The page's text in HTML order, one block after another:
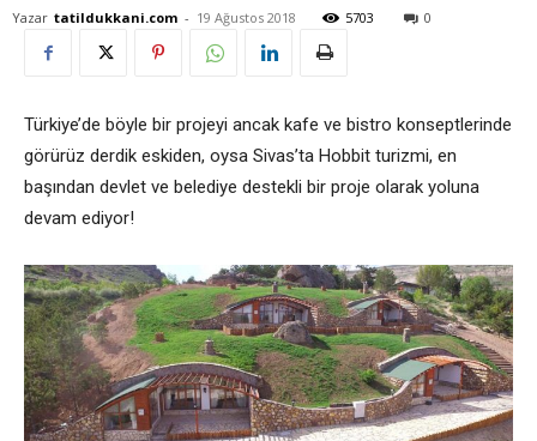
Yazar tatildukkani.com - 19 Ağustos 2018 5703 0
Türkiye’de böyle bir projeyi ancak kafe ve bistro konseptlerinde
görürüz derdik eskiden, oysa Sivas’ta Hobbit turizmi, en
başından devlet ve belediye destekli bir proje olarak yoluna
devam ediyor!